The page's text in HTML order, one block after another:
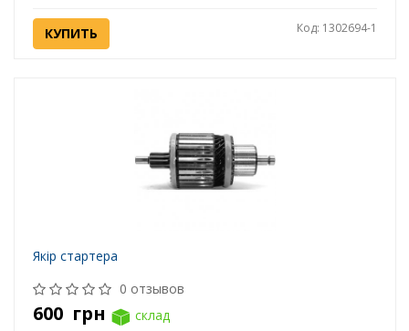
КУПИТЬ Код: 1302694-1
Якір стартера
0 отзывов
600 грн
склад